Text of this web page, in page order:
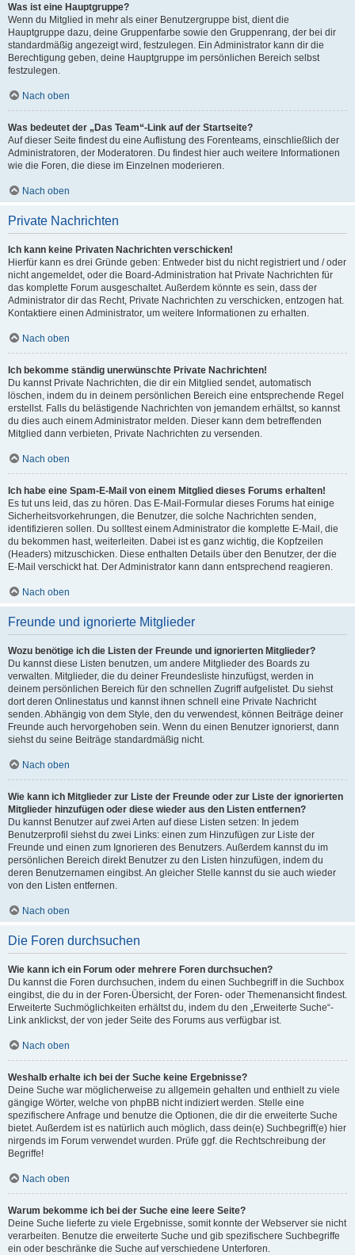
Was ist eine Hauptgruppe?
Wenn du Mitglied in mehr als einer Benutzergruppe bist, dient die
Hauptgruppe dazu, deine Gruppenfarbe sowie den Gruppenrang, der bei dir
standardmäßig angezeigt wird, festzulegen. Ein Administrator kann dir die
Berechtigung geben, deine Hauptgruppe im persönlichen Bereich selbst
festzulegen.
Nach oben
Was bedeutet der „Das Team“-Link auf der Startseite?
Auf dieser Seite findest du eine Auflistung des Forenteams, einschließlich der
Administratoren, der Moderatoren. Du findest hier auch weitere Informationen
wie die Foren, die diese im Einzelnen moderieren.
Nach oben
Private Nachrichten
Ich kann keine Privaten Nachrichten verschicken!
Hierfür kann es drei Gründe geben: Entweder bist du nicht registriert und / oder
nicht angemeldet, oder die Board-Administration hat Private Nachrichten für
das komplette Forum ausgeschaltet. Außerdem könnte es sein, dass der
Administrator dir das Recht, Private Nachrichten zu verschicken, entzogen hat.
Kontaktiere einen Administrator, um weitere Informationen zu erhalten.
Nach oben
Ich bekomme ständig unerwünschte Private Nachrichten!
Du kannst Private Nachrichten, die dir ein Mitglied sendet, automatisch
löschen, indem du in deinem persönlichen Bereich eine entsprechende Regel
erstellst. Falls du belästigende Nachrichten von jemandem erhältst, so kannst
du dies auch einem Administrator melden. Dieser kann dem betreffenden
Mitglied dann verbieten, Private Nachrichten zu versenden.
Nach oben
Ich habe eine Spam-E-Mail von einem Mitglied dieses Forums erhalten!
Es tut uns leid, das zu hören. Das E-Mail-Formular dieses Forums hat einige
Sicherheitsvorkehrungen, die Benutzer, die solche Nachrichten senden,
identifizieren sollen. Du solltest einem Administrator die komplette E-Mail, die
du bekommen hast, weiterleiten. Dabei ist es ganz wichtig, die Kopfzeilen
(Headers) mitzuschicken. Diese enthalten Details über den Benutzer, der die
E-Mail verschickt hat. Der Administrator kann dann entsprechend reagieren.
Nach oben
Freunde und ignorierte Mitglieder
Wozu benötige ich die Listen der Freunde und ignorierten Mitglieder?
Du kannst diese Listen benutzen, um andere Mitglieder des Boards zu
verwalten. Mitglieder, die du deiner Freundesliste hinzufügst, werden in
deinem persönlichen Bereich für den schnellen Zugriff aufgelistet. Du siehst
dort deren Onlinestatus und kannst ihnen schnell eine Private Nachricht
senden. Abhängig von dem Style, den du verwendest, können Beiträge deiner
Freunde auch hervorgehoben sein. Wenn du einen Benutzer ignorierst, dann
siehst du seine Beiträge standardmäßig nicht.
Nach oben
Wie kann ich Mitglieder zur Liste der Freunde oder zur Liste der ignorierten
Mitglieder hinzufügen oder diese wieder aus den Listen entfernen?
Du kannst Benutzer auf zwei Arten auf diese Listen setzen: In jedem
Benutzerprofil siehst du zwei Links: einen zum Hinzufügen zur Liste der
Freunde und einen zum Ignorieren des Benutzers. Außerdem kannst du im
persönlichen Bereich direkt Benutzer zu den Listen hinzufügen, indem du
deren Benutzernamen eingibst. An gleicher Stelle kannst du sie auch wieder
von den Listen entfernen.
Nach oben
Die Foren durchsuchen
Wie kann ich ein Forum oder mehrere Foren durchsuchen?
Du kannst die Foren durchsuchen, indem du einen Suchbegriff in die Suchbox
eingibst, die du in der Foren-Übersicht, der Foren- oder Themenansicht findest.
Erweiterte Suchmöglichkeiten erhältst du, indem du den „Erweiterte Suche“-
Link anklickst, der von jeder Seite des Forums aus verfügbar ist.
Nach oben
Weshalb erhalte ich bei der Suche keine Ergebnisse?
Deine Suche war möglicherweise zu allgemein gehalten und enthielt zu viele
gängige Wörter, welche von phpBB nicht indiziert werden. Stelle eine
spezifischere Anfrage und benutze die Optionen, die dir die erweiterte Suche
bietet. Außerdem ist es natürlich auch möglich, dass dein(e) Suchbegriff(e) hier
nirgends im Forum verwendet wurden. Prüfe ggf. die Rechtschreibung der
Begriffe!
Nach oben
Warum bekomme ich bei der Suche eine leere Seite?
Deine Suche lieferte zu viele Ergebnisse, somit konnte der Webserver sie nicht
verarbeiten. Benutze die erweiterte Suche und gib spezifischere Suchbegriffe
ein oder beschränke die Suche auf verschiedene Unterforen.